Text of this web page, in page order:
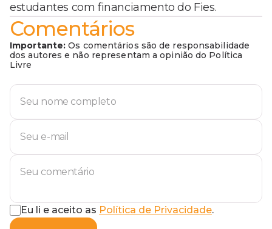
estudantes com financiamento do Fies.
Comentários
Importante: Os comentários são de responsabilidade
dos autores e não representam a opinião do Política
Livre
Eu li e aceito as Política de Privacidade.